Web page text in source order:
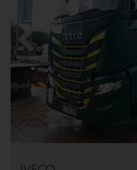
Previous